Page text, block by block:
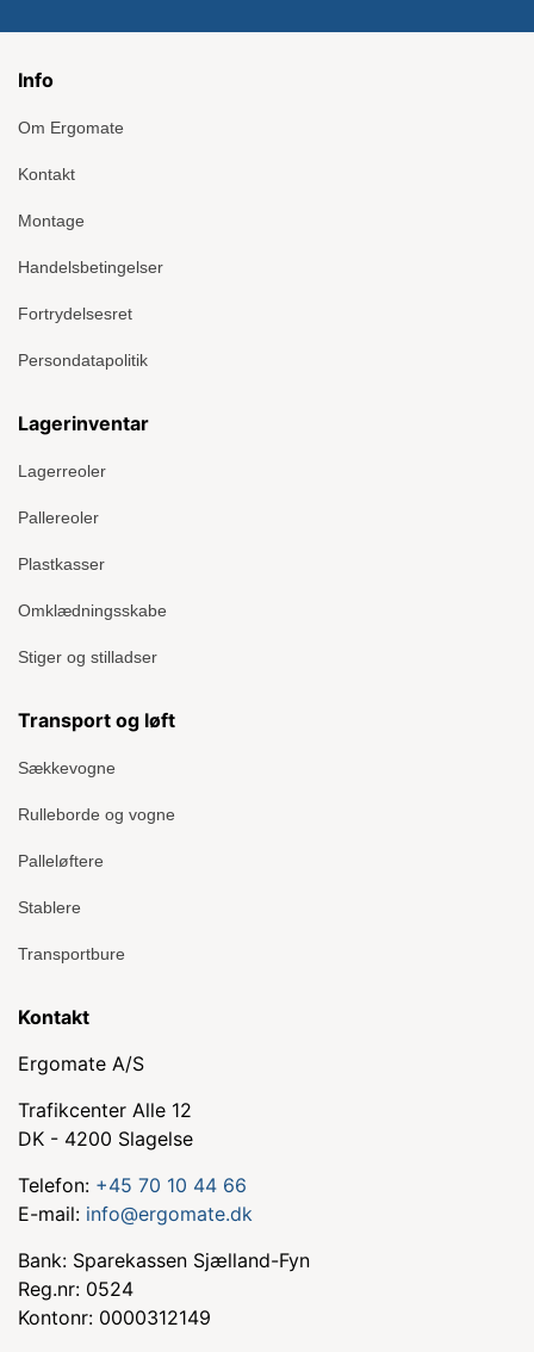
Info
Om Ergomate
Kontakt
Montage
Handelsbetingelser
Fortrydelsesret
Persondatapolitik
Lagerinventar
Lagerreoler
Pallereoler
Plastkasser
Omklædningsskabe
Stiger og stilladser
Transport og løft
Sækkevogne
Rulleborde og vogne
Palleløftere
Stablere
Transportbure
Kontakt
Ergomate A/S
Trafikcenter Alle 12
DK - 4200 Slagelse
Telefon: +45 70 10 44 66
E-mail: info@ergomate.dk
Bank: Sparekassen Sjælland-Fyn
Reg.nr: 0524
Kontonr: 0000312149